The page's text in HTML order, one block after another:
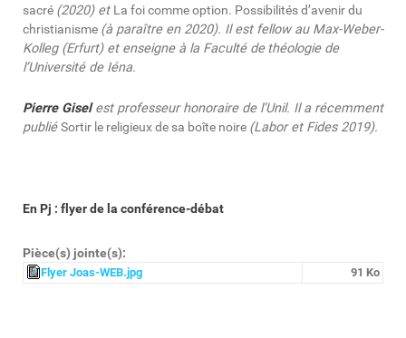
sacré (2020) et La foi comme option. Possibilités d’avenir du
christianisme (à paraître en 2020). Il est fellow au Max-Weber-
Kolleg (Erfurt) et enseigne à la Faculté de théologie de
l’Université de Iéna.
Pierre Giselest professeur honoraire de l’Unil. Il a récemment
publiéSortir le religieux de sa boîte noire (Labor et Fides 2019).
En Pj : flyer de la conférence-débat
Pièce(s) jointe(s):
Flyer Joas-WEB.jpg 91 Ko